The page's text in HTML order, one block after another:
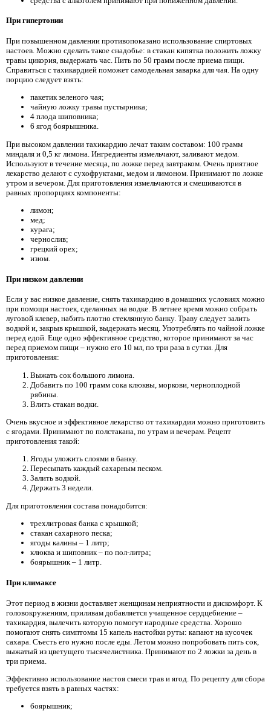
При гипертонии
При повышенном давлении противопоказано использование спиртовых
настоев. Можно сделать такое снадобье: в стакан кипятка положить ложку
травы цикория, выдержать час. Пить по 50 грамм после приема пищи.
Справиться с тахикардией поможет самодельная заварка для чая. На одну
порцию следует взять:
пакетик зеленого чая;
чайную ложку травы пустырника;
4 плода шиповника;
6 ягод боярышника.
При высоком давлении тахикардию лечат таким составом: 100 грамм
миндаля и 0,5 кг лимона. Ингредиенты измельчают, заливают медом.
Используют в течение месяца, по ложке перед завтраком. Очень приятное
лекарство делают с сухофруктами, медом и лимоном. Принимают по ложке
утром и вечером. Для приготовления измельчаются и смешиваются в
равных пропорциях компоненты:
лимон;
мед;
курага;
чернослив;
грецкий орех;
изюм.
При низком давлении
Если у вас низкое давление, снять тахикардию в домашних условиях можно
при помощи настоек, сделанных на водке. В летнее время можно собрать
луговой клевер, набить плотно стеклянную банку. Траву следует залить
водкой и, закрыв крышкой, выдержать месяц. Употреблять по чайной ложке
перед едой. Еще одно эффективное средство, которое принимают за час
перед приемом пищи – нужно его 10 мл, по три раза в сутки. Для
приготовления:
Выжать сок большого лимона.
Добавить по 100 грамм сока клюквы, моркови, черноплодной
рябины.
Влить стакан водки.
Очень вкусное и эффективное лекарство от тахикардии можно приготовить
с ягодами. Принимают по полстакана, по утрам и вечерам. Рецепт
приготовления такой:
Ягоды уложить слоями в банку.
Пересыпать каждый сахарным песком.
Залить водкой.
Держать 3 недели.
Для приготовления состава понадобится:
трехлитровая банка с крышкой;
стакан сахарного песка;
ягоды калины – 1 литр;
клюква и шиповник – по пол-литра;
боярышник – 1 литр.
При климаксе
Этот период в жизни доставляет женщинам неприятности и дискомфорт. К
головокружениям, приливам добавляется учащенное сердцебиение –
тахикардия, вылечить которую помогут народные средства. Хорошо
помогают снять симптомы 15 капель настойки руты: капают на кусочек
сахара. Съесть его нужно после еды. Летом можно попробовать пить сок,
выжатый из цветущего тысячелистника. Принимают по 2 ложки за день в
три приема.
Эффективно использование настоя смеси трав и ягод. По рецепту для сбора
требуется взять в равных частях:
боярышник;